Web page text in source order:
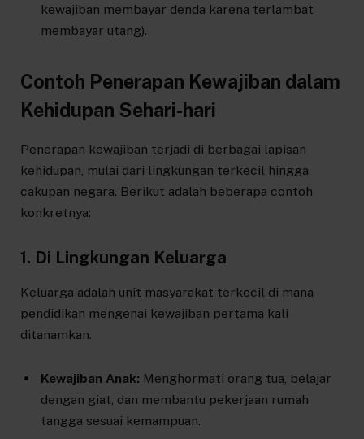
kewajiban membayar denda karena terlambat
membayar utang).
Contoh Penerapan Kewajiban dalam
Kehidupan Sehari-hari
Penerapan kewajiban terjadi di berbagai lapisan
kehidupan, mulai dari lingkungan terkecil hingga
cakupan negara. Berikut adalah beberapa contoh
konkretnya:
1. Di Lingkungan Keluarga
Keluarga adalah unit masyarakat terkecil di mana
pendidikan mengenai kewajiban pertama kali
ditanamkan.
Kewajiban Anak: Menghormati orang tua, belajar
dengan giat, dan membantu pekerjaan rumah
tangga sesuai kemampuan.